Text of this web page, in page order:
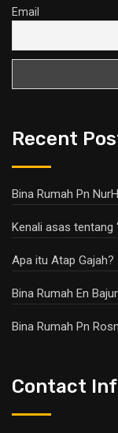
Email
Recent
Bina Rumah Pn
Kenali asas tentang
Apa itu Atap Gajah?
Bina Rumah En
Bina Rumah Pn
Contact